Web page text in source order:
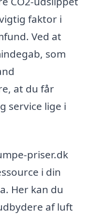
faktor i
Ved at
som
at du får
service lige i
priser.dk
i din
Her kan du
af luft